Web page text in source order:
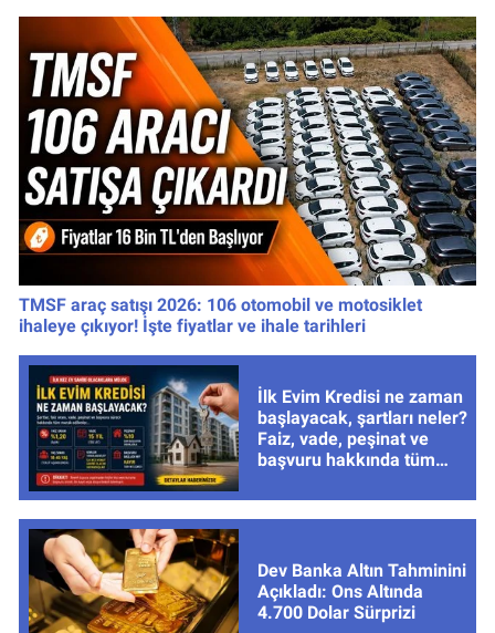
TMSF araç satışı 2026: 106 otomobil ve motosiklet
ihaleye çıkıyor! İşte fiyatlar ve ihale tarihleri
İlk Evim Kredisi ne zaman
başlayacak, şartları neler?
Faiz, vade, peşinat ve
başvuru hakkında tüm
Dev Banka Altın Tahminini
Açıkladı: Ons Altında
4.700 Dolar Sürprizi